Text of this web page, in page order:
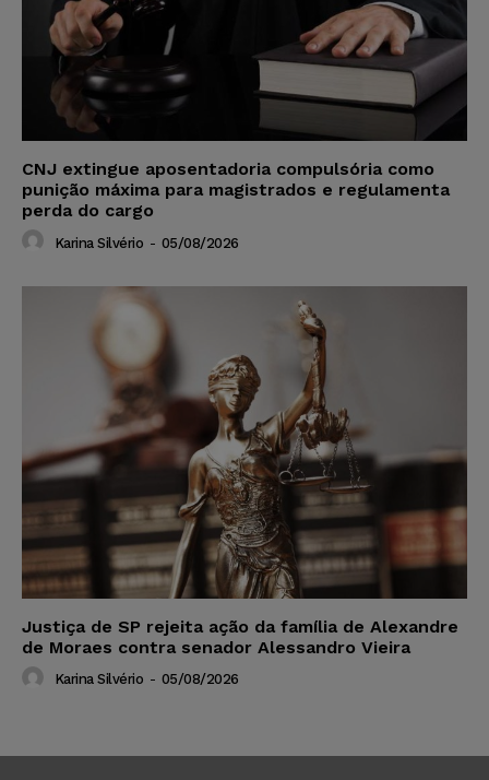
CNJ extingue aposentadoria compulsória como
punição máxima para magistrados e regulamenta
perda do cargo
Karina Silvério - 05/08/2026
Justiça de SP rejeita ação da família de Alexandre
de Moraes contra senador Alessandro Vieira
Karina Silvério - 05/08/2026